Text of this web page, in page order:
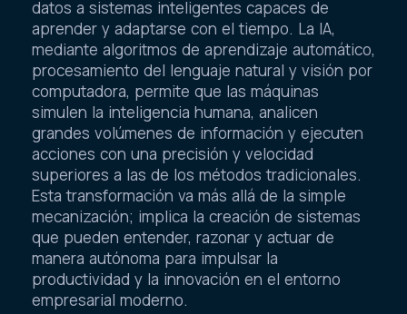
datos a sistemas inteligentes capaces de
aprender y adaptarse con el tiempo. La IA,
mediante algoritmos de aprendizaje automático,
procesamiento del lenguaje natural y visión por
computadora, permite que las máquinas
simulen la inteligencia humana, analicen
grandes volúmenes de información y ejecuten
acciones con una precisión y velocidad
superiores a las de los métodos tradicionales.
Esta transformación va más allá de la simple
mecanización; implica la creación de sistemas
que pueden entender, razonar y actuar de
manera autónoma para impulsar la
productividad y la innovación en el entorno
empresarial moderno.